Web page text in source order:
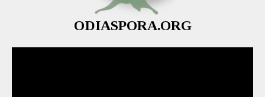
ODIASPORA.ORG